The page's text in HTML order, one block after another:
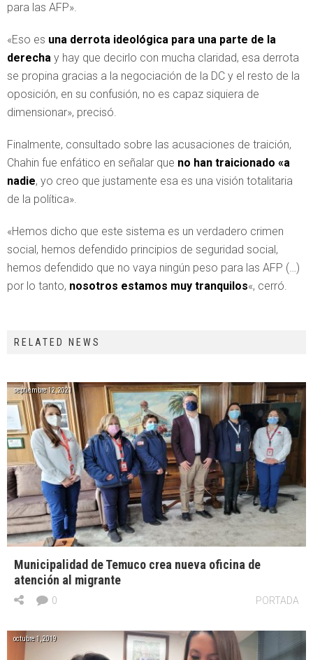
para las AFP».
«Eso es una derrota ideológica para una parte de la
derecha y hay que decirlo con mucha claridad, esa derrota
se propina gracias a la negociación de la DC y el resto de la
oposición, en su confusión, no es capaz siquiera de
dimensionar», precisó.
Finalmente, consultado sobre las acusaciones de traición,
Chahin fue enfático en señalar que no han traicionado «a
nadie, yo creo que justamente esa es una visión totalitaria
de la política».
«Hemos dicho que este sistema es un verdadero crimen
social, hemos defendido principios de seguridad social,
hemos defendido que no vaya ningún peso para las AFP (…)
por lo tanto, nosotros estamos muy tranquilos«, cerró.
RELATED NEWS
septiembre 12, 2021
Municipalidad de Temuco crea nueva oficina de
atención al migrante
PORTADA
0
octubre 1, 2019